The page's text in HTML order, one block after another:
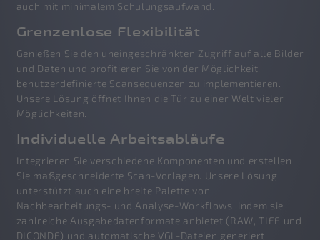
auch mit minimalem Schulungsaufwand.
Grenzenlose Flexibilität
Genießen Sie den uneingeschränkten Zugriff auf alle Bilder
und Daten und profitieren Sie von der Möglichkeit,
benutzerdefinierte Scansequenzen zu implementieren.
Unsere Lösung öffnet Ihnen die Tür zu einer Welt vieler
Möglichkeiten.
Individuelle Arbeitsabläufe
Integrieren Sie verschiedene Komponenten und erstellen
Sie maßgeschneiderte Scan-Vorlagen. Unsere Lösung
unterstützt auch eine breite Palette von
Nachbearbeitungs- und Analyse-Workflows, indem sie
zahlreiche Ausgabedatenformate anbietet (RAW, TIFF und
DICONDE) und automatische VGL-Dateien generiert.